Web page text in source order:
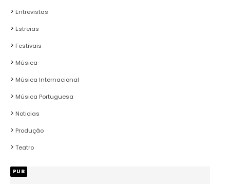
Entrevistas
Estreias
Festivais
Música
Música Internacional
Música Portuguesa
Noticias
Produção
Teatro
PUB